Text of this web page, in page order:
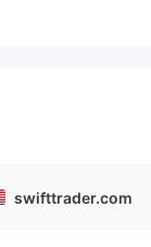
swifttrader.com